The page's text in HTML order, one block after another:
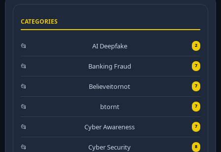
CATEGORIES
AI Deepfake 2
Banking Fraud 7
Believeitornot 7
btornt 7
Cyber Awareness 7
Cyber Security 8